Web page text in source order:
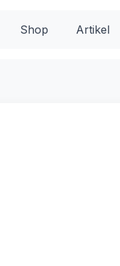
Shop Artikel